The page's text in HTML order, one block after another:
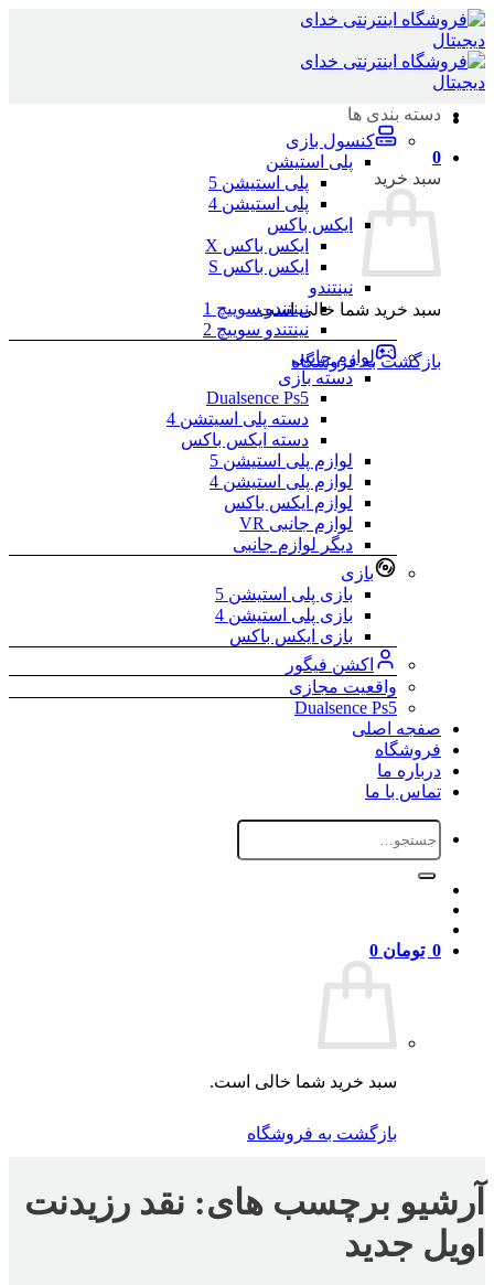
Skip
to
content
0
سبد خرید
سبد خرید شما خالی است.
بازگشت به فروشگاه
دسته بندی ها
کنسول بازی
پلی استیشن
پلی استیشن 5
پلی استیشن 4
ایکس باکس
ایکس باکس X
ایکس باکس S
نینتندو
نینتندو سوییچ 1
نینتندو سوییچ 2
لوازم جانبی
دسته بازی
Dualsence Ps5
دسته پلی اسیتشن 4
دسته ایکس باکس
لوازم پلی استیشن 5
لوازم پلی استیشن 4
لوازم ایکس باکس
لوازم جانبی VR
دیگر لوازم جانبی
بازی
بازی پلی استیشن 5
بازی پلی استیشن 4
بازی ایکس باکس
اکشن فیگور
واقعیت مجازی
Dualsence Ps5
صفجه اصلی
فروشگاه
درباره ما
تماس با ما
جستجو
برای:
0 تومان 0
سبد خرید شما خالی است.
بازگشت به فروشگاه
آرشیو برچسب های: نقد رزیدنت
اویل جدید